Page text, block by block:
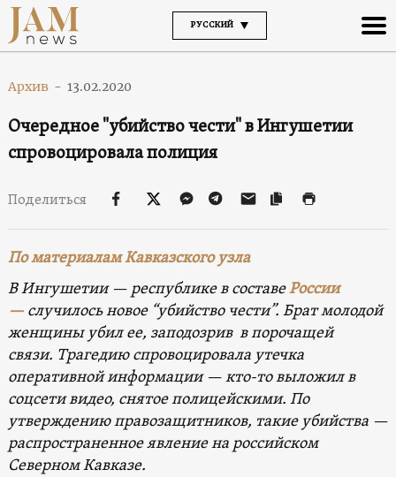
РУССКИЙ
Архив - 13.02.2020
Очередное "убийство чести" в Ингушетии
спровоцировала полиция
Поделиться
По материалам Кавказского узла
В Ингушетии — республике в составеРоссии
—случилось новое “убийство чести”. Брат молодой
женщины убил ее, заподозрив в порочащей
связи. Трагедию спровоцировала утечка
оперативной информации — кто-то выложил в
соцсети видео, снятое полицейскими. По
утверждению правозащитников, такие убийства —
распространенное явление на российском
Северном Кавказе.